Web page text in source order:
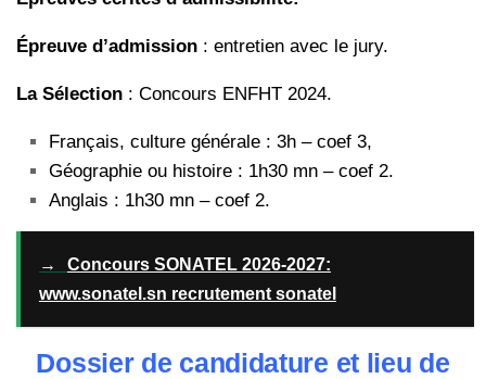
Épreuve d’admission : entretien avec le jury.
La Sélection : Concours ENFHT 2024.
Français, culture générale : 3h – coef 3,
Géographie ou histoire : 1h30 mn – coef 2.
Anglais : 1h30 mn – coef 2.
→
Concours SONATEL 2026-2027:
www.sonatel.sn recrutement sonatel
Dossier de candidature et lieu de